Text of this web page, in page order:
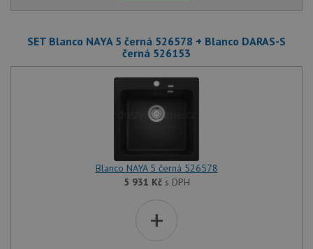
SET Blanco NAYA 5 černá 526578 + Blanco DARAS-S
černá 526153
Blanco NAYA 5 černá 526578
5 931 Kčs DPH
+